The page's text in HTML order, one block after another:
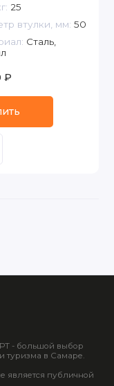
25
втулки, мм: 50
Сталь,
₽
- большой выбор
туризма в Самаре.
является публичной